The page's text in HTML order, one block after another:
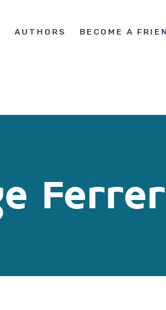
AUTHORS BECOME A
Ferrer